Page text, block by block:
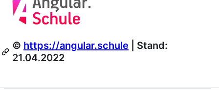
© https://angular.schule | Stand:
21.04.2022